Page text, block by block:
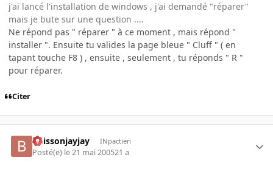
j'ai lancé l'installation de windows , j'ai demandé "réparer"
mais je bute sur une question ....
Ne répond pas " réparer " à ce moment , mais répond "
installer ". Ensuite tu valides la page bleue " Cluff " ( en
tapant touche F8 ) , ensuite , seulement , tu réponds " R "
pour réparer.
Citer
buissonjayjay INpactien
Posté(e) le 21 mai 200521 a